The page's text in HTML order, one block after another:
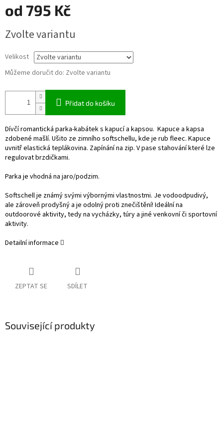
od 795 Kč
cena:
Zvolte variantu
Velikost
Můžeme doručit do: Zvolte variantu
Přidat do košíku
Dívčí romantická parka-kabátek s kapucí a kapsou. Kapuce a kapsa
zdobené mašlí. Ušito ze zimního softschellu, kde je rub fleec. Kapuce
uvnitř elastická teplákovina. Zapínání na zip. V pase stahování které lze
regulovat brzdičkami.
Parka je vhodná na jaro/podzim.
Softschell je známý svými výbornými vlastnostmi. Je vodoodpudivý,
ale zároveň prodyšný a je odolný proti znečištění! Ideální na
outdoorové aktivity, tedy na vycházky, túry a jiné venkovní či sportovní
aktivity.
Detailní informace
ZEPTAT SE SDÍLET
Související produkty